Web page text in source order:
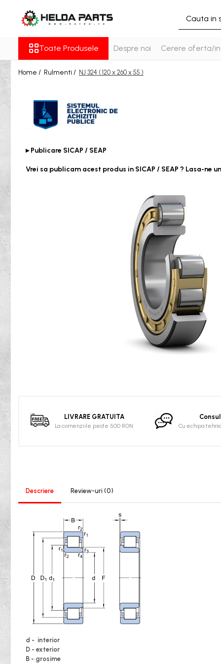
Rulmenti
Cu bile
Cu doua randuri de bile
Cu un rand de bile
Contact unghiular
Contact unghiular de precizie
Cu un rand de role
Cu role conice
Rulmenti axiali cu role butoi
Rulmenti osc. cu role butoi
Curele
Curele trapezoidale
10x
13x
20x
32x
SPA
SPB
Curele Dintate
AVX
XPA
XPB
XPZ
Chei
Chei Cu Clichet
Chei Dinamometrice
Chei Fixe/Combinate
Chei Pentru Filtre
Chei Reglabile
Extractoare/Inductoare
Tubulare
Abrazive
Benzi
Toate Produsele Despre noi Cerere oferta/
Home / Rulmenti / NJ 324 ( 120 x 260 x 55 )
▸ Publicare SICAP / SEAP
Vrei sa publicam acest produs in SICAP / SEAP ? Lasa-ne
LIVRARE GRATUITA
La comenziile peste 500 RON Cu echipa
Descriere Review-uri (0)
d - interior
D - exterior
B - grosime